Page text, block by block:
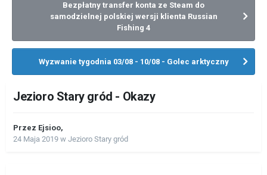
Bezpłatny transfer konta ze Steam do
samodzielnej polskiej wersji klienta Russian
Fishing 4
Wyzwanie tygodnia 03/08 - 10/08 - Golec arktyczny
Jezioro Stary gród - Okazy
Przez Ejsioo,
24 Maja 2019 w Jezioro Stary gród